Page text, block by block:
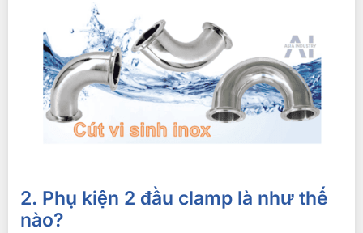
2. Phụ kiện 2 đầu clamp là như thế
nào?